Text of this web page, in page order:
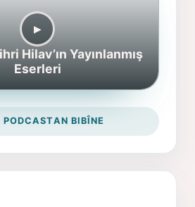
▶︎
Hilav’ın Yayınlanmış
Eserleri
PODCASTAN BIBÎNE